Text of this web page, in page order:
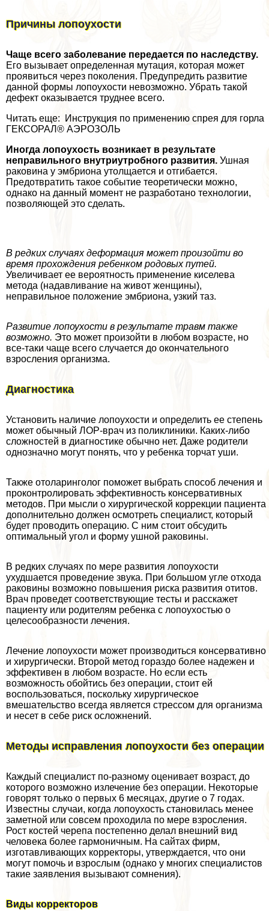
Причины лопоухости
Чаще всего заболевание передается по наследству.
Его вызывает определенная мутация, которая может
проявиться через поколения. Предупредить развитие
данной формы лопоухости невозможно. Убрать такой
дефект оказывается труднее всего.
Читать еще: Инструкция по применению спрея для горла
ГЕКСОРАЛ® АЭРОЗОЛЬ
Иногда лопоухость возникает в результате
неправильного внутриутробного развития. Ушная
paковина у эмбриона утолщается и отгибается.
Предотвратить такое событие теоретически можно,
однако на данный момент не разработано технологии,
позволяющей это сделать.
В редких случаях деформация может произойти во
время прохождения ребенком родовых путей.
Увеличивает ее вероятность применение киселева
метода (надавливание на живот женщины),
неправильное положение эмбриона, узкий таз.
Развитие лопоухости в результате травм также
возможно. Это может произойти в любом возрасте, но
все-таки чаще всего случается до окончательного
взросления организма.
Диагностика
Установить наличие лопоухости и определить ее степень
может обычный ЛОР-врач из поликлиники. Каких-либо
сложностей в диагностике обычно нет. Даже родители
однозначно могут понять, что у ребенка торчат уши.
Также отоларинголог поможет выбрать способ лечения и
проконтролировать эффективность консервативных
методов. При мысли о хирургической коррекции пациента
дополнительно должен осмотреть специалист, который
будет проводить операцию. С ним стоит обсудить
оптимальный угол и форму ушной paковины.
В редких случаях по мере развития лопоухости
ухудшается проведение звука. При большом угле отхода
paковины возможно повышения риска развития отитов.
Врач проведет соответствующие тесты и расскажет
пациенту или родителям ребенка с лопоухостью о
целесообразности лечения.
Лечение лопоухости может производиться консервативно
и хирургически. Второй метод гораздо более надежен и
эффективен в любом возрасте. Но если есть
возможность обойтись без операции, стоит ей
воспользоваться, поскольку хирургическое
вмешательство всегда является стрессом для организма
и несет в себе риск осложнений.
Методы исправления лопоухости без операции
Каждый специалист по-разному оценивает возраст, до
которого возможно излечение без операции. Некоторые
говорят только о первых 6 месяцах, другие о 7 годах.
Известны случаи, когда лопоухость становилась менее
заметной или совсем проходила по мере взросления.
Рост костей черепа постепенно делал внешний вид
человека более гармоничным. На сайтах фирм,
изготавливающих корректоры, утверждается, что они
могут помочь и взрослым (однако у многих специалистов
такие заявления вызывают сомнения).
Виды корректоров